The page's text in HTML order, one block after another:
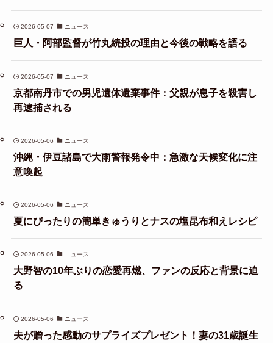
2026-05-07 ニュース
巨人・阿部監督が竹丸続投の理由と今後の戦略を語る
2026-05-07 ニュース
京都南丹市での男児遺体遺棄事件：父親が息子を殺害し
再逮捕される
2026-05-06 ニュース
沖縄・伊豆諸島で大雨警報発令中：急激な天候変化に注
意喚起
2026-05-06 ニュース
夏にぴったりの簡単きゅうりとナスの塩昆布和えレシピ
2026-05-06 ニュース
大野智の10年ぶりの恋愛再燃、ファンの反応と背景に迫
る
2026-05-06 ニュース
夫が贈った感動のサプライズプレゼント！妻の31歳誕生